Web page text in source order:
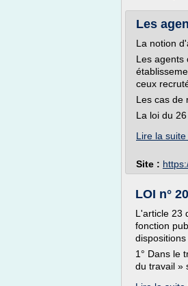
Les
La notion
Les agents
ceux
Les cas de
La loi du 26
Lire la suite
Site :
LOI n°
L'article 23
fonction
1° Dans le
du travail »